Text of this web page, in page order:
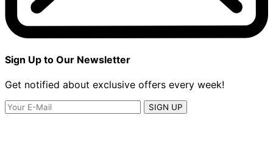
Sign Up to Our Newsletter
Get notified about exclusive offers every week!
SIGN UP